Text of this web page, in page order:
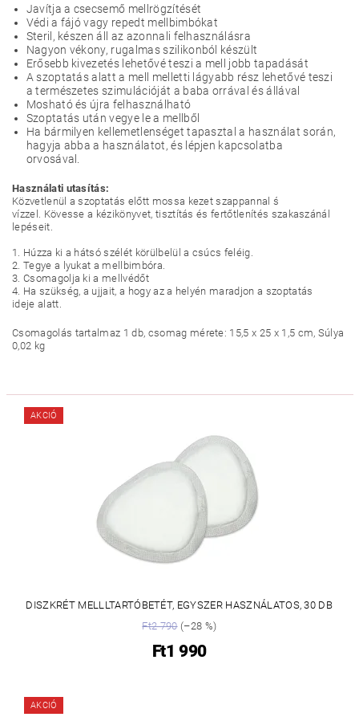
Javítja a csecsemő mellrögzítését
Védi a fájó vagy repedt mellbimbókat
Steril, készen áll az azonnali felhasználásra
Nagyon vékony, rugalmas szilikonból készült
Erősebb kivezetés lehetővé teszi a mell jobb tapadását
A szoptatás alatt a mell melletti lágyabb rész lehetővé teszi
a természetes szimulációját a baba orrával és állával
Mosható és újra felhasználható
Szoptatás után vegye le a mellből
Ha bármilyen kellemetlenséget tapasztal a használat során,
hagyja abba a használatot, és lépjen kapcsolatba
orvosával.
Használati utasítás:
Közvetlenül a szoptatás előtt mossa kezet szappannal ś
vízzel. Kövesse a kézikönyvet, tisztítás és fertőtlenítés szakaszánál
lepéseit.
1. Húzza ki a hátsó szélét körülbelül a csúcs feléig.
2. Tegye a lyukat a mellbimbóra.
3. Csomagolja ki a mellvédőt
4. Ha szükség, a ujjait, a hogy az a helyén maradjon a szoptatás
ideje alatt.
Csomagolás tartalmaz 1 db, csomag mérete: 15,5 x 25 x 1,5 cm, Súlya
0,02 kg
AKCIÓ
DISZKRÉT MELLLTARTÓBETÉT, EGYSZER HASZNÁLATOS, 30 DB
Ft2 790(–28 %)
Ft1 990
AKCIÓ